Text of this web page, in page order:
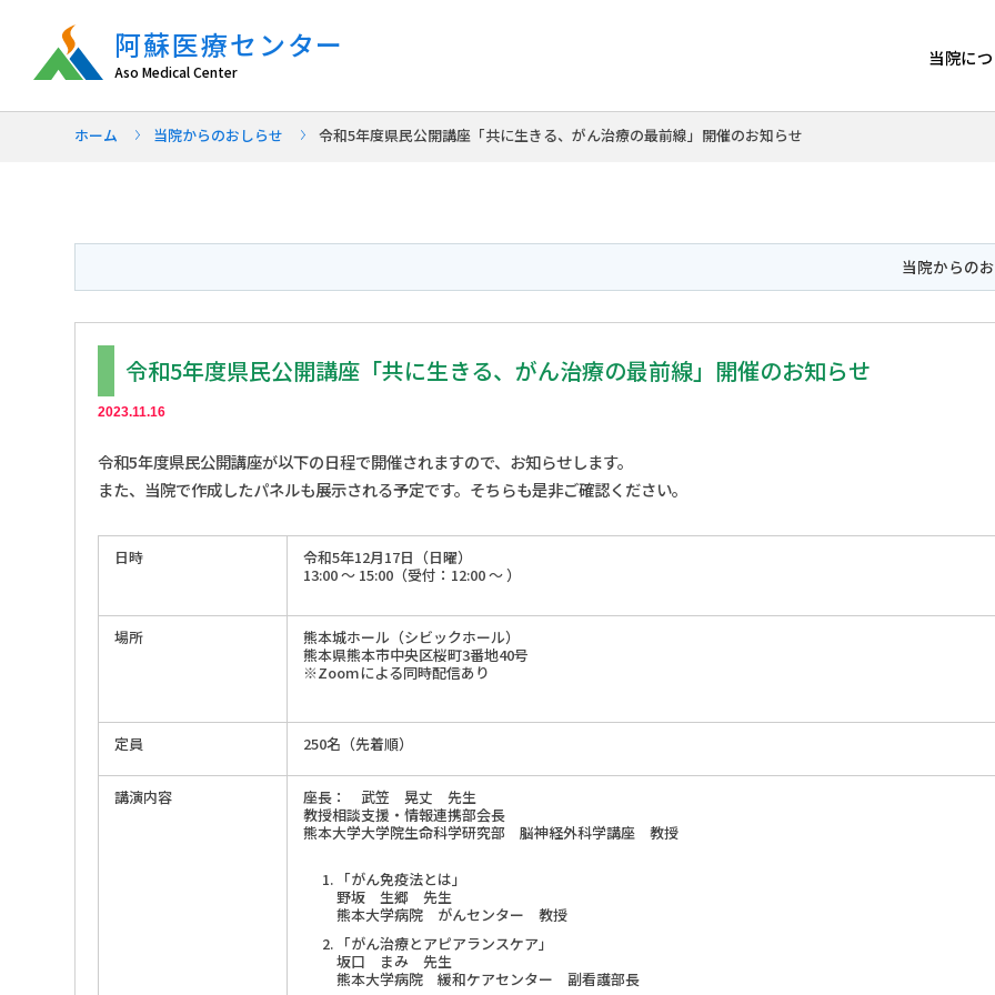
阿蘇医療センター
Aso Medical Center
当院に
ホーム 当院からのおしらせ 令和5年度県民公開講座「共に生きる、がん治療の最前線」開催のお知らせ
当院からの
令和5年度県民公開講座「共に生きる、がん治療の最前線」開催のお知らせ
2023.11.16
令和5年度県民公開講座が以下の日程で開催されますので、お知らせします。
また、当院で作成したパネルも展示される予定です。そちらも是非ご確認ください。
日時
令和5年12月17日（日曜）
13:00 ～ 15:00（受付：12:00 ～ ）
場所
熊本城ホール（シビックホール）
熊本県熊本市中央区桜町3番地40号
※Zoomによる同時配信あり
定員 250名（先着順）
講演内容
座長： 武笠 晃丈 先生
教授相談支援・情報連携部会長
熊本大学大学院生命科学研究部 脳神経外科学講座 教授
「がん免疫法とは」
野坂 生郷 先生
熊本大学病院 がんセンター 教授
「がん治療とアピアランスケア」
坂口 まみ 先生
熊本大学病院 緩和ケアセンター 副看護部長